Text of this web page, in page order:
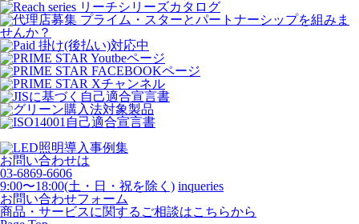
お問い合わせは
03-6869-6606
9:00〜18:00(土・日・祝を除く) inqueries
お問い合わせフォーム
商品・サービスに関するご相談はこちらから